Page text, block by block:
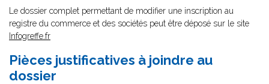
Le dossier complet permettant de modifier une inscription au
registre du commerce et des sociétés peut être déposé sur le site
Infogreffe.fr
Pièces justificatives à joindre au
dossier